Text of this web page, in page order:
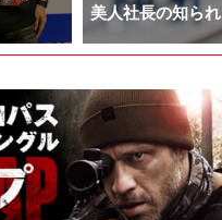
美人社長の知ら